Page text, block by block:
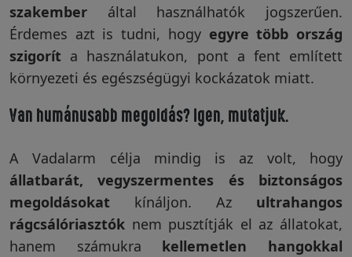
szakember által használhatók jogszerűen.
Érdemes azt is tudni, hogy egyre több ország
szigorít a használatukon, pont a fent említett
környezeti és egészségügyi kockázatok miatt.
Van humánusabb megoldás? Igen, mutatjuk.
A Vadalarm célja mindig is az volt, hogy
állatbarát, vegyszermentes és biztonságos
megoldásokat kínáljon. Az ultrahangos
rágcsálóriasztók nem pusztítják el az állatokat,
hanem számukra kellemetlen hangokkal